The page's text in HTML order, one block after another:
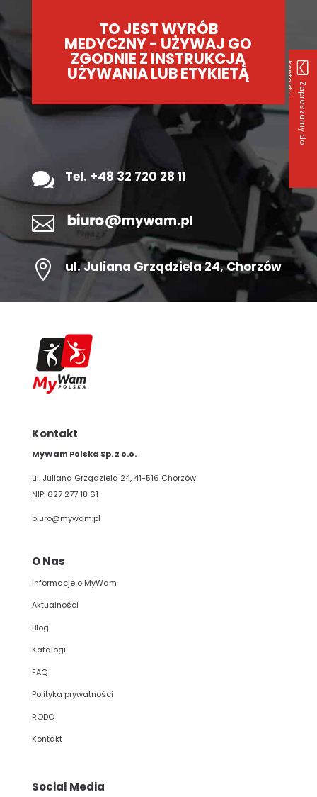
Z
a
p
r
a
s
z
a
m
y
d
o
k
o
n
t
a
k
t
u
TO JEST WYRÓB
MEDYCZNY - UŻYWAJ GO
ZGODNIE Z INSTRUKCJĄ
UŻYWANIA LUB ETYKIETĄ
 Tel. +48 32 720 28 11

 ul.Juliana Grządziela 24, Chorzów
Kontakt
MyWam Polska Sp. z o.o.
ul. Juliana Grządziela 24, 41-516 Chorzów
NIP: 627 277 18 61
biuro@mywam.pl
O Nas
Informacje o MyWam
Aktualności
Blog
Katalogi
FAQ
Polityka prywatności
RODO
Kontakt
Social Media